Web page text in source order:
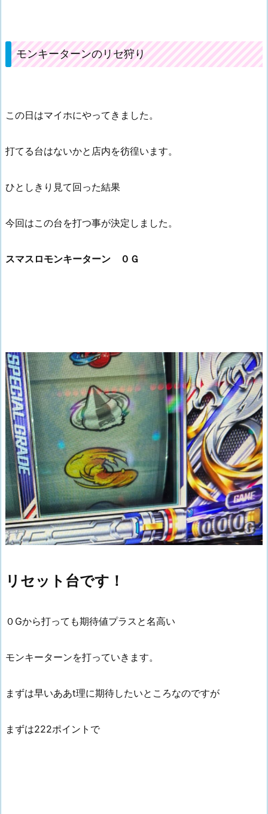
モンキーターンのリセ狩り
この日はマイホにやってきました。
打てる台はないかと店内を彷徨います。
ひとしきり見て回った結果
今回はこの台を打つ事が決定しました。
スマスロモンキーターン ０Ｇ
リセット台です！
０Gから打っても期待値プラスと名高い
モンキーターンを打っていきます。
まずは早いああt理に期待したいところなのですが
まずは222ポイントで